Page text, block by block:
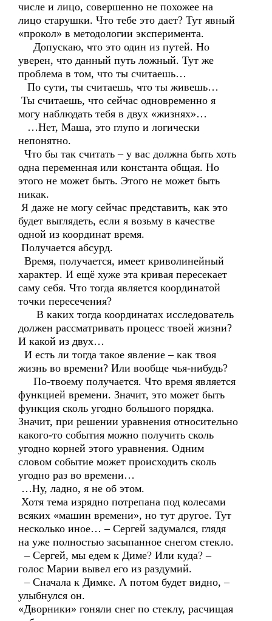
числе и лицо, совершенно не похожее на
лицо старушки. Что тебе это дает? Тут явный
«прокол» в методологии эксперимента.
Допускаю, что это один из путей. Но
уверен, что данный путь ложный. Тут же
проблема в том, что ты считаешь…
По сути, ты считаешь, что ты живешь…
Ты считаешь, что сейчас одновременно я
могу наблюдать тебя в двух «жизнях»…
…Нет, Маша, это глупо и логически
непонятно.
Что бы так считать – у вас должна быть хоть
одна переменная или константа общая. Но
этого не может быть. Этого не может быть
никак.
Я даже не могу сейчас представить, как это
будет выглядеть, если я возьму в качестве
одной из координат время.
Получается абсурд.
Время, получается, имеет криволинейный
характер. И ещё хуже эта кривая пересекает
саму себя. Что тогда является координатой
точки пересечения?
В каких тогда координатах исследователь
должен рассматривать процесс твоей жизни?
И какой из двух…
И есть ли тогда такое явление – как твоя
жизнь во времени? Или вообще чья-нибудь?
По-твоему получается. Что время является
функцией времени. Значит, это может быть
функция сколь угодно большого порядка.
Значит, при решении уравнения относительно
какого-то события можно получить сколь
угодно корней этого уравнения. Одним
словом событие может происходить сколь
угодно раз во времени…
…Ну, ладно, я не об этом.
Хотя тема изрядно потрепана под колесами
всяких «машин времени», но тут другое. Тут
несколько иное… – Сергей задумался, глядя
на уже полностью засыпанное снегом стекло.
– Сергей, мы едем к Диме? Или куда? –
голос Марии вывел его из раздумий.
– Сначала к Димке. А потом будет видно, –
улыбнулся он.
«Дворники» гоняли снег по стеклу, расчищая